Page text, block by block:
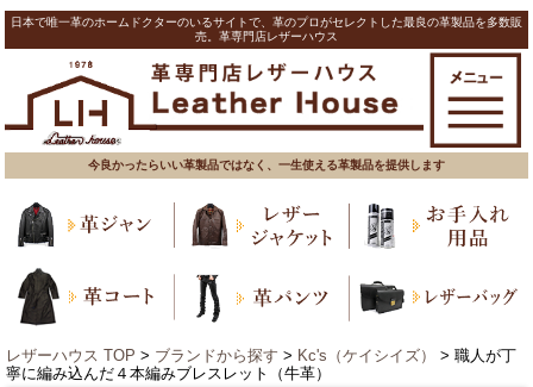
日本で唯一革のホームドクターのいるサイトで、革のプロがセレクトした最良の革製品を多数販
売。革専門店レザーハウス
今良かったらいい革製品ではなく、一生使える革製品を提供します
レザーハウス TOP > ブランドから探す > Kc's（ケイシイズ）
> 職人が丁
寧に編み込んだ４本編みブレスレット（牛革）